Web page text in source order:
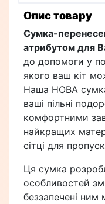
Опис товару
Сумка-
атрибутом для
до допомоги у
якого ваш кіт
Наша НОВА
ваші пільні
комфортними
найкращих
сітці для
Ця сумка
особливостей
беззапечені